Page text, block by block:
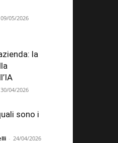
09/05/2026
la
30/04/2026
sono i
- 24/04/2026